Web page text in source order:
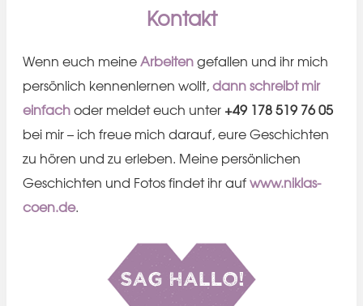
Kontakt
Wenn euch meineArbeitengefallen und ihr mich
persönlich kennenlernen wollt,dann schreibt mir
einfachoder meldet euch unter +49 178 519 76 05
bei mir – ich freue mich darauf, eure Geschichten
zu hören und zu erleben. Meine persönlichen
Geschichten und Fotos findet ihr aufwww.niklas-
coen.de.